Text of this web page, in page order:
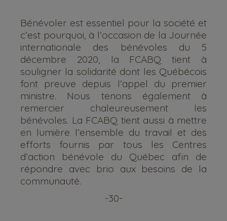
Bénévoler est essentiel pour la société et
c’est pourquoi, à l’occasion de la Journée
internationale des bénévoles du 5
décembre 2020, la FCABQ tient à
souligner la solidarité dont les Québécois
font preuve depuis l’appel du premier
ministre. Nous tenons également à
remercier chaleureusement les
bénévoles. La FCABQ tient aussi à mettre
en lumière l’ensemble du travail et des
efforts fournis par tous les Centres
d’action bénévole du Québec afin de
répondre avec brio aux besoins de la
communauté.
-30-